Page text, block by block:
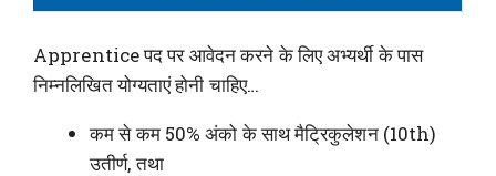
Apprentice पद पर आवेदन करने के लिए अभ्यर्थी के पास
निम्नलिखित योग्यताएं होनी चाहिए…
कम से कम 50% अंको के साथ मैट्रिकुलेशन (10th)
उतीर्ण, तथा